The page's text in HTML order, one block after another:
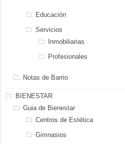
Educación
Servicios
Inmobiliarias
Profesionales
Notas de Barrio
BIENESTAR
Guia de Bienestar
Centros de Estética
Gimnasios